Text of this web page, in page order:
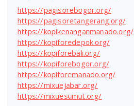
https://pagisorebogor.org/
https://pagisoretangerang.org/
https://kopikenanganmanado.org/
https://kopiforedepok.org/
https://kopiforebali.org/
https://kopiforebogor.org/
https://kopiforemanado.org/
https://mixuejabar.org/
https://mixuesumut.org/